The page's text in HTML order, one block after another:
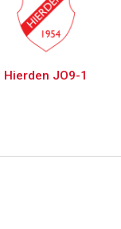
Hierden JO9-1